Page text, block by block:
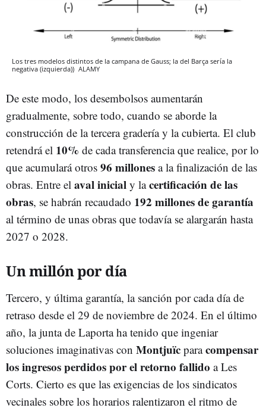
Los tres modelos distintos de la campana de Gauss; la del Barça sería la
negativa (izquierda)) ALAMY
De este modo, los desembolsos aumentarán
gradualmente, sobre todo, cuando se aborde la
construcción de la tercera gradería y la cubierta. El club
retendrá el 10% de cada transferencia que realice, por lo
que acumulará otros 96 millones a la finalización de las
obras. Entre el aval inicial y lacertificación de las
obras, se habrán recaudado 192 millones de garantía
al término de unas obras que todavía se alargarán hasta
2027 o 2028.
Un millón por día
Tercero, y última garantía, la sanción por cada día de
retraso desde el 29 de noviembre de 2024. En el último
año, la junta de Laporta ha tenido que ingeniar
soluciones imaginativas con Montjuïc paracompensar
los ingresos perdidos por el retorno fallido a Les
Corts. Cierto es que las exigencias de los sindicatos
vecinales sobre los horarios ralentizaron el ritmo de